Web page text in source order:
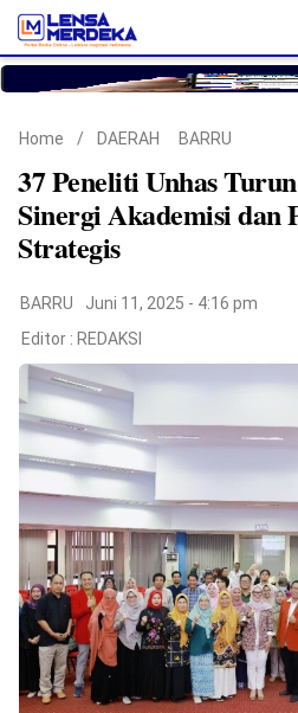
©
Copyright
Lensa
Merdeka
Home / DAERAH BARRU
37 Peneliti Unhas
Sinergi Akademisi dan
Strategis
BARRU
Juni 11, 2025 - 4:16 pm
Editor : REDAKSI